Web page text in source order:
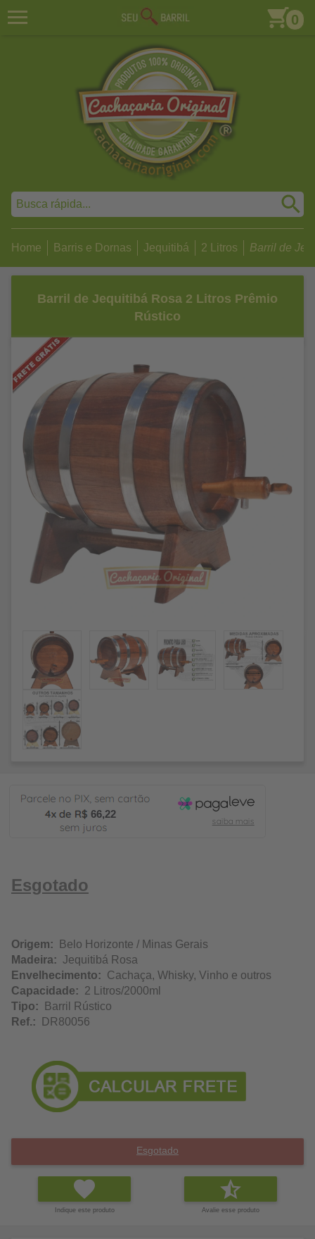
0
Home Barris e Dornas Jequitibá 2 Litros Barril de
Barril de Jequitibá Rosa 2 Litros Prêmio
Rústico
66,22
Esgotado
Origem: Belo Horizonte / Minas Gerais
Madeira: Jequitibá Rosa
Envelhecimento: Cachaça, Whisky, Vinho e outros
Capacidade: 2 Litros/2000ml
Tipo: Barril Rústico
Ref.: DR80056
Esgotado
Indique este produto Avalie esse produto